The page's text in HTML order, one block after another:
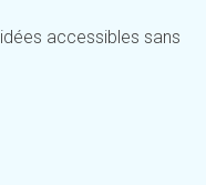
accessibles sans